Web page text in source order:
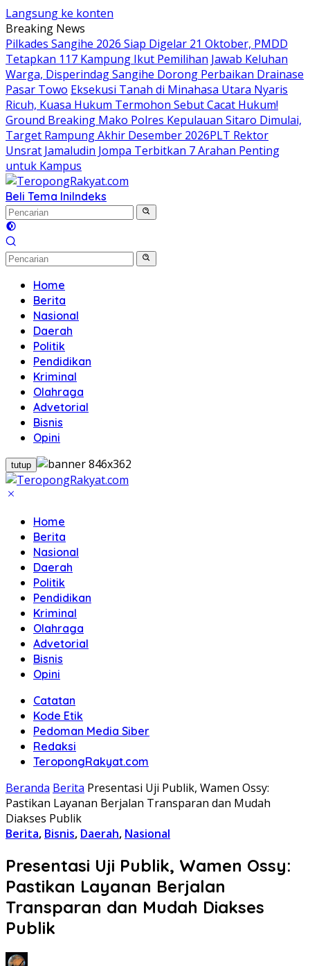
Langsung ke konten
Breaking News
Pilkades Sangihe 2026 Siap Digelar 21 Oktober, PMDD
Tetapkan 117 Kampung Ikut Pemilihan Jawab Keluhan
Warga, Disperindag Sangihe Dorong Perbaikan Drainase
Pasar Towo Eksekusi Tanah di Minahasa Utara Nyaris
Ricuh, Kuasa Hukum Termohon Sebut Cacat Hukum!
Ground Breaking Mako Polres Kepulauan Sitaro Dimulai,
Target Rampung Akhir Desember 2026​PLT Rektor
Unsrat Jamaludin Jompa Terbitkan 7 Arahan Penting
untuk Kampus
Beli Tema IniIndeks
Home
Berita
Nasional
Daerah
Politik
Pendidikan
Kriminal
Olahraga
Advetorial
Bisnis
Opini
tutup
Home
Berita
Nasional
Daerah
Politik
Pendidikan
Kriminal
Olahraga
Advetorial
Bisnis
Opini
Catatan
Kode Etik
Pedoman Media Siber
Redaksi
TeropongRakyat.com
Beranda Berita Presentasi Uji Publik, Wamen Ossy:
Pastikan Layanan Berjalan Transparan dan Mudah
Diakses Publik
Berita, Bisnis, Daerah, Nasional
Presentasi Uji Publik, Wamen Ossy:
Pastikan Layanan Berjalan
Transparan dan Mudah Diakses
Publik